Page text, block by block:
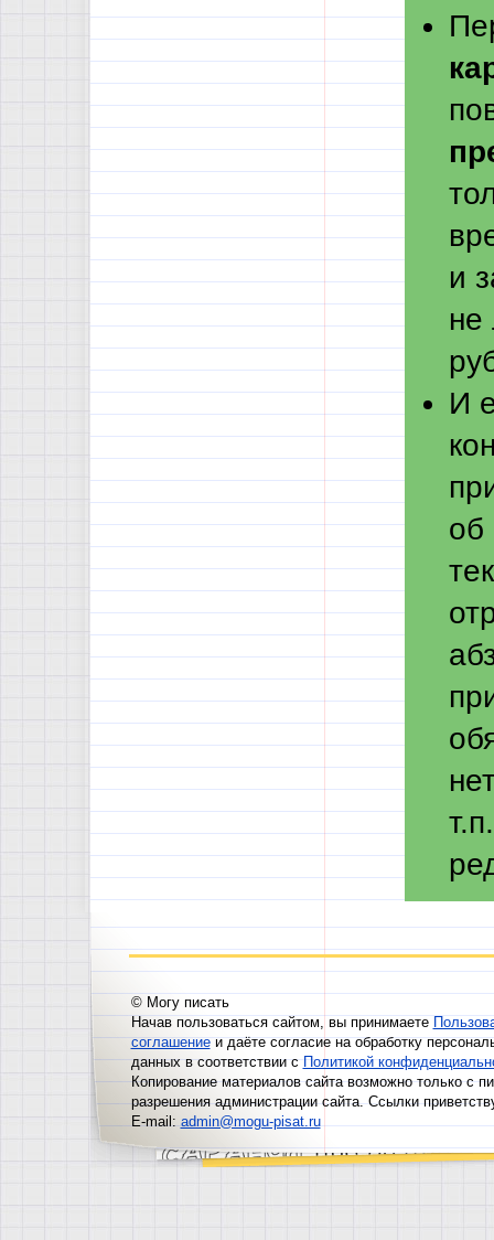
и
не
И
об
© Могу писать
Начав пользоваться сайтом, вы принимаете
соглашениеи даёте согласие на обработку
данных в соответствии сПолитикой
Копирование материалов сайта возможно только с
разрешения администрации сайта. Ссылки
E-mail:admin@mogu-pisat.ru